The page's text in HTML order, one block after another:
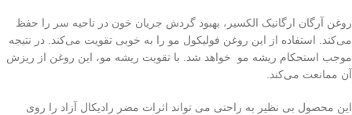
روغن آرگان ارگانیک الکسیر، بهبود گردش جریان خون در ناحیه سر را حفظ
می‌کند. استفاده از این روغن فولیکول مو را به خوبی تقویت می‌کند. در نتیجه
موجب استحکام ریشه مو خواهد شد. با تقویت ریشه مو، این روغن از ریزش
آن ممانعت می‌کند.
این محصول بی نظیر به راحتی می تواند اثرات مضر رادیکال آزاد را روی